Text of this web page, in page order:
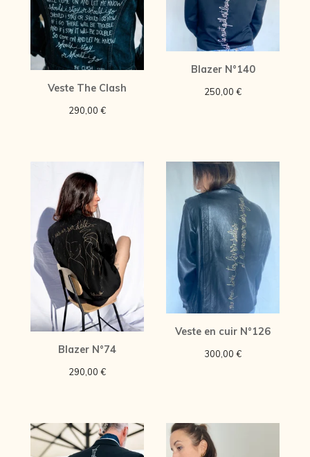
Veste The Clash
290,00 €
Blazer N°140
250,00 €
Blazer N°74
290,00 €
Veste en cuir N°126
300,00 €